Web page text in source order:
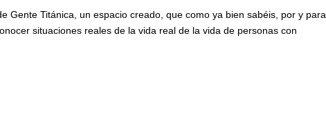
Gente Titánica, un espacio creado, que como ya bien sabéis, por y para
situaciones reales de la vida real de la vida de personas con